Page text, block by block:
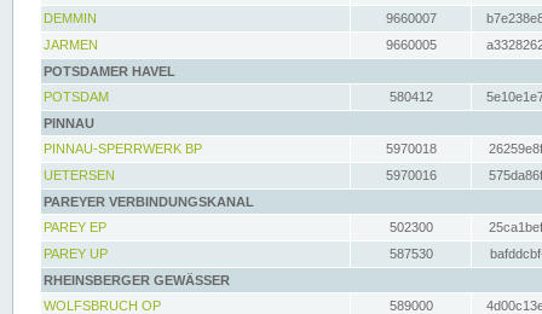
DEMMIN
9660007
JARMEN
9660005
POTSDAMER HAVEL
POTSDAM
580412
PINNAU
PINNAU-SPERRWERK BP
5970018
UETERSEN
5970016
PAREYER VERBINDUNGSKANAL
PAREY EP
502300
PAREY UP
587530
RHEINSBERGER GEWÄSSER
WOLFSBRUCH OP
589000